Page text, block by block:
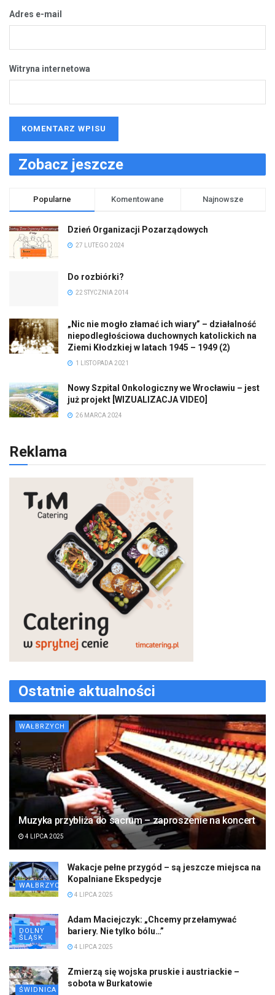
Adres e-mail
Witryna internetowa
Zobacz jeszcze
Popularne Komentowane Najnowsze
Dzień Organizacji Pozarządowych
27 LUTEGO 2024
Do rozbiórki?
22 STYCZNIA 2014
„Nic nie mogło złamać ich wiary” – działalność
niepodległościowa duchownych katolickich na
Ziemi Kłodzkiej w latach 1945 – 1949 (2)
1 LISTOPADA 2021
Nowy Szpital Onkologiczny we Wrocławiu – jest
już projekt [WIZUALIZACJA VIDEO]
26 MARCA 2024
Reklama
Ostatnie aktualności
WAŁBRZYCH
Muzyka przybliża do sacrum – zaproszenie na koncert
4 LIPCA 2025
WAŁBRZYCH
Wakacje pełne przygód – są jeszcze miejsca na
Kopalniane Ekspedycje
4 LIPCA 2025
DOLNY
ŚLĄSK
Adam Maciejczyk: „Chcemy przełamywać
bariery. Nie tylko bólu…”
4 LIPCA 2025
ŚWIDNICA
Zmierzą się wojska pruskie i austriackie –
sobota w Burkatowie